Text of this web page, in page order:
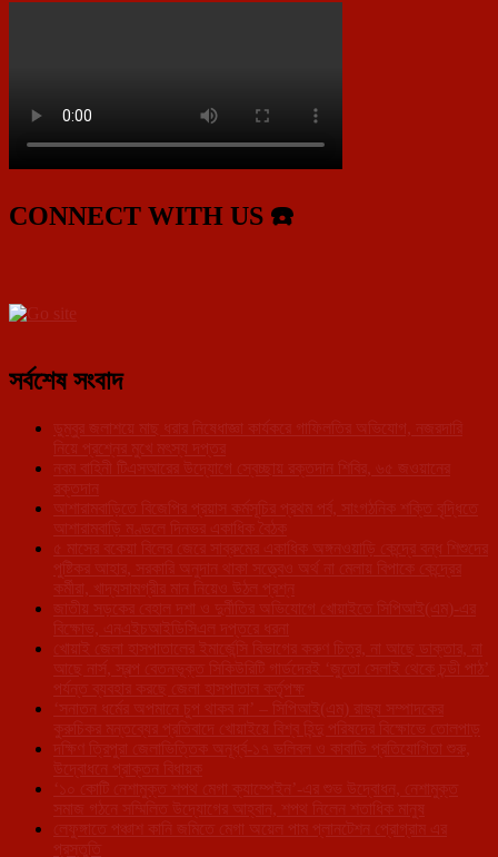
CONNECT WITH US ☎️
সর্বশেষ সংবাদ
ডুম্বুর জলাশয়ে মাছ ধরার নিষেধাজ্ঞা কার্যকরে গাফিলতির অভিযোগ, নজরদারি
নিয়ে প্রশ্নের মুখে মৎস্য দপ্তর
নবম বাহিনী টিএসআরের উদ্যোগে স্বেচ্ছায় রক্তদান শিবির, ৬৫ জওয়ানের
রক্তদান
আশারামবাড়িতে বিজেপির প্রয়াস কর্মসূচির প্রথম পর্ব, সাংগঠনিক শক্তি বৃদ্ধিতে
আশারামবাড়ি মণ্ডলে দিনভর একাধিক বৈঠক
৫ মাসের বকেয়া বিলের জেরে সাব্রুমের একাধিক অঙ্গনওয়াড়ি কেন্দ্রে বন্ধ শিশুদের
পুষ্টিকর আহার, সরকারি অনুদান থাকা সত্ত্বেও অর্থ না মেলায় বিপাকে কেন্দ্রের
কর্মীরা, খাদ্যসামগ্রীর মান নিয়েও উঠল প্রশ্ন
জাতীয় সড়কের বেহাল দশা ও দুর্নীতির অভিযোগে খোয়াইতে সিপিআই(এম)-এর
বিক্ষোভ, এনএইচআইডিসিএল দপ্তরে ধরনা
খোয়াই জেলা হাসপাতালের ইমার্জেন্সি বিভাগের করুণ চিত্র, না আছে ডাক্তার, না
আছে নার্স, স্বল্প বেতনভূক্ত সিকিউরিটি গার্ডদেরই ‘জুতো সেলাই থেকে চন্ডী পাঠ’
পর্যন্ত ব্যবহার করছে জেলা হাসপাতাল কর্তৃপক্ষ
‘সনাতন ধর্মের অপমানে চুপ থাকব না’ – সিপিআই(এম) রাজ্য সম্পাদকের
কুরুচিকর মন্তব্যের প্রতিবাদে খোয়াইয়ে বিশ্ব হিন্দু পরিষদের বিক্ষোভে তোলপাড়
দক্ষিণ ত্রিপুরা জেলাভিত্তিক অনূর্ধ্ব-১৭ ভলিবল ও কাবাডি প্রতিযোগিতা শুরু,
উদ্বোধনে প্রাক্তন বিধায়ক
‘১০ কোটি নেশামুক্ত শপথ মেগা ক্যাম্পেইন’-এর শুভ উদ্বোধন, নেশামুক্ত
সমাজ গঠনে সম্মিলিত উদ্যোগের আহ্বান, শপথ নিলেন শতাধিক মানুষ
লেফুঙ্গাতে পঞ্চাশ কানি জমিতে মেগা অয়েল পাম প্লানটেশন প্রোগ্রাম এর
প্রস্তুতি